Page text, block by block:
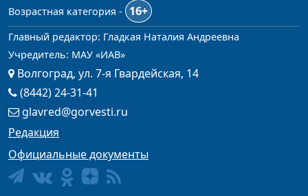
Возрастная категория -
16+
Главный редактор: Гладкая Наталия Андреевна
Учредитель: МАУ «ИАВ»
Волгоград, ул. 7-я Гвардейская, 14
(8442) 24-31-41
glavred@gorvesti.ru
Редакция
Официальные документы